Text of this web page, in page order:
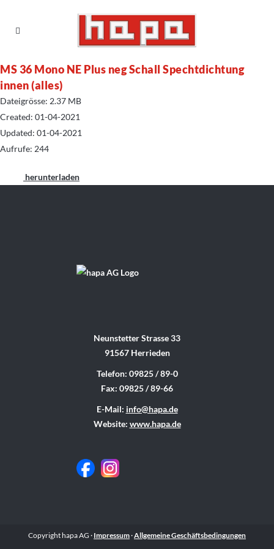
MS 36 Mono NE Plus neg Schall Spechtdichtung
innen (alles)
Dateigrösse: 2.37 MB
Created: 01-04-2021
Updated: 01-04-2021
Aufrufe: 244
herunterladen
Neunstetter Strasse 33
91567 Herrieden
Telefon: 09825 / 89-0
Fax: 09825 / 89-66
E-Mail: info@hapa.de
Website: www.hapa.de
Copyright hapa AG · Impressum·Allgemeine Geschäftsbedingungen